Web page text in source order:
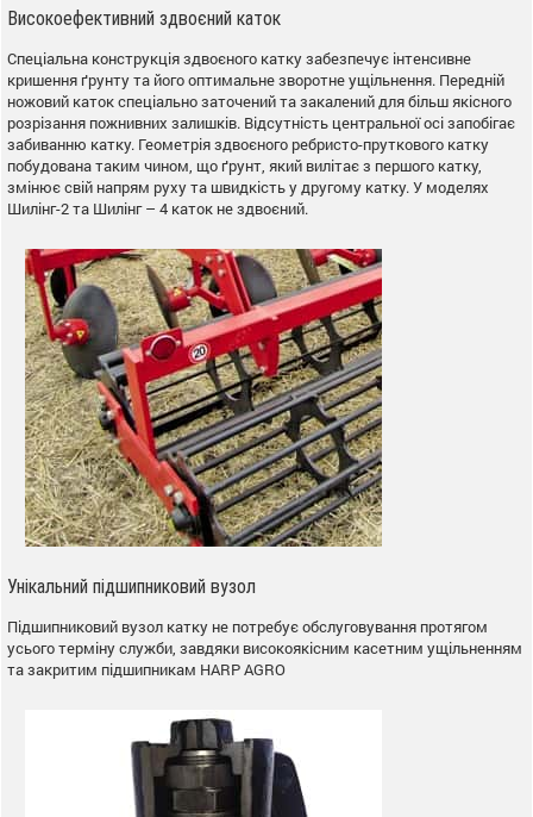
Високоефективний здвоєний каток
Спеціальна конструкція здвоєного катку забезпечує інтенсивне
кришення ґрунту та його оптимальне зворотне ущільнення. Передній
ножовий каток спеціально заточений та закалений для більш якісного
розрізання пожнивних залишків. Відсутність центральної осі запобігає
забиванню катку. Геометрія здвоєного ребристо-пруткового катку
побудована таким чином, що ґрунт, який вилітає з першого катку,
змінює свій напрям руху та швидкість у другому катку. У моделях
Шилінг-2 та Шилінг – 4 каток не здвоєний.
Унікальний підшипниковий вузол
Підшипниковий вузол катку не потребує обслуговування протягом
усього терміну служби, завдяки високоякісним касетним ущільненням
та закритим підшипникам HARP AGRO